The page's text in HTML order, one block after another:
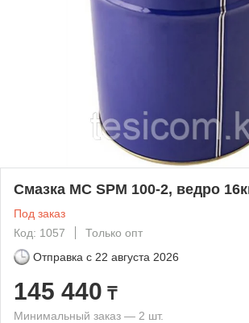
Смазка МС SPM 100-2, ведро
Под заказ
Код: 1057
Только опт
Отправка с 22 августа 2026
145 440 ₸
Минимальный заказ — 2 шт.